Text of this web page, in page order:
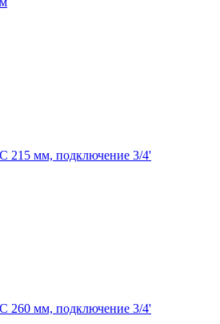
215 мм, подключение 3/4'
260 мм, подключение 3/4'